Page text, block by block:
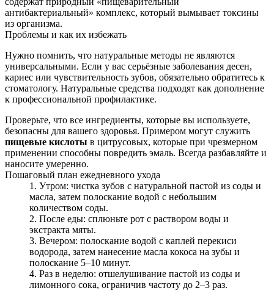
антибактериальный» комплекс, который вымывает токсины
из организма.
Проблемы и как их избежать
Нужно помнить, что натуральные методы не являются
универсальными. Если у вас серьёзные заболевания десен,
кариес или чувствительность зубов, обязательно обратитесь к
стоматологу. Натуральные средства подходят как дополнение
к профессиональной профилактике.
Проверьте, что все ингредиенты, которые вы используете,
безопасны для вашего здоровья. Примером могут служить
пищевые кислоты в цитрусовых, которые при чрезмерном
применении способны повредить эмаль. Всегда разбавляйте и
наносите умеренно.
Пошаговый план ежедневного ухода
Утром: чистка зубов с натуральной пастой из соды и
масла, затем полоскание водой с небольшим
количеством соды.
После еды: сплюньте рот с раствором воды и
экстракта мяты.
Вечером: полоскание водой с каплей перекиси
водорода, затем нанесение масла кокоса на зубы и
полоскание 5–10 минут.
Раз в неделю: отшелушивание пастой из соды и
лимонного сока, ограничив частоту до 2–3 раз.